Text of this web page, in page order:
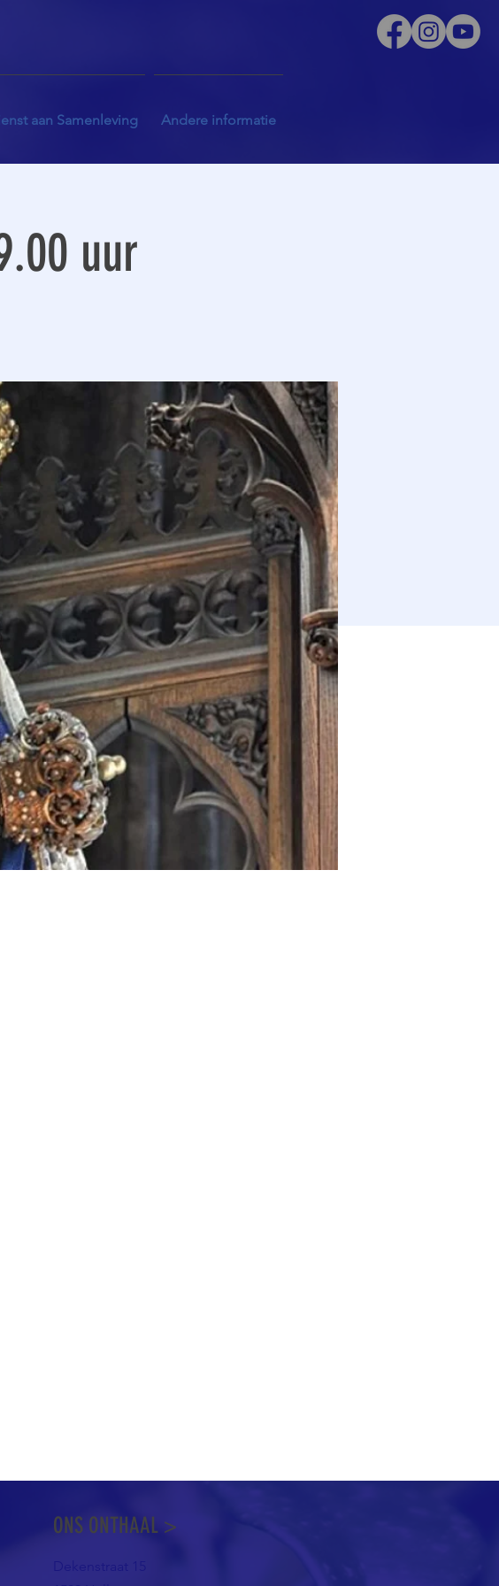
aan Samenleving Andere informatie
uur
ONS ONTHAAL >